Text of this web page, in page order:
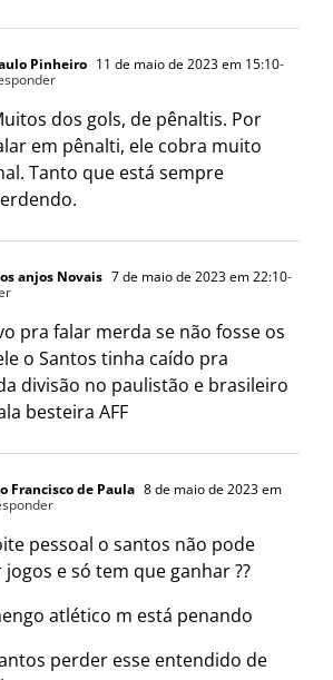
Pinheiro 11 de maio de 2023 em 15:10-
dos gols, de pênaltis. Por
em pênalti, ele cobra muito
Tanto que está sempre
anjos Novais 7 de maio de 2023 em 22:10-
pra falar merda se não fosse os
o Santos tinha caído pra
divisão no paulistão e brasileiro
besteira AFF
Francisco de Paula 8 de maio de 2023 em
pessoal o santos não pode
e só tem que ganhar ??
atlético m está penando
perder esse entendido de